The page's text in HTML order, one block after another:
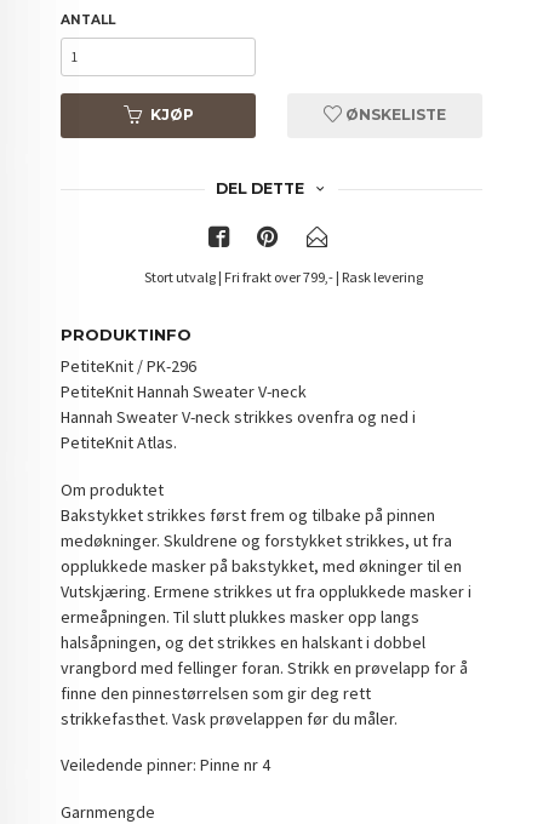
ANTALL
KJØP ØNSKELISTE
DEL DETTE
Stort utvalg | Fri frakt over 799,- | Rask levering
PRODUKTINFO
PetiteKnit / PK-296
PetiteKnit Hannah Sweater V-neck
Hannah Sweater V-neck strikkes ovenfra og ned i
PetiteKnit Atlas.
Om produktet
Bakstykket strikkes først frem og tilbake på pinnen
medøkninger. Skuldrene og forstykket strikkes, ut fra
opplukkede masker på bakstykket, med økninger til en
Vutskjæring. Ermene strikkes ut fra opplukkede masker i
ermeåpningen. Til slutt plukkes masker opp langs
halsåpningen, og det strikkes en halskant i dobbel
vrangbord med fellinger foran. Strikk en prøvelapp for å
finne den pinnestørrelsen som gir deg rett
strikkefasthet. Vask prøvelappen før du måler.
Veiledende pinner: Pinne nr 4
Garnmengde